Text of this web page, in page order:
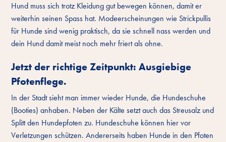
Hund muss sich trotz Kleidung gut bewegen können, damit er
weiterhin seinen Spass hat. Modeerscheinungen wie Strickpullis
für Hunde sind wenig praktisch, da sie schnell nass werden und
dein Hund damit meist noch mehr friert als ohne.
Jetzt der richtige Zeitpunkt: Ausgiebige
Pfotenflege.
In der Stadt sieht man immer wieder Hunde, die Hundeschuhe
(Booties) anhaben. Neben der Kälte setzt auch das Streusalz und
Splitt den Hundepfoten zu. Hundeschuhe können hier vor
Verletzungen schützen. Andererseits haben Hunde in den Pfoten